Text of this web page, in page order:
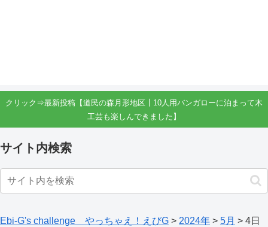
クリック⇒最新投稿【道民の森月形地区┃10人用バンガローに泊まって木
工芸も楽しんできました】
サイト内検索
Ebi-G's challenge やっちゃえ！えびG > 2024年 > 5月 > 4日